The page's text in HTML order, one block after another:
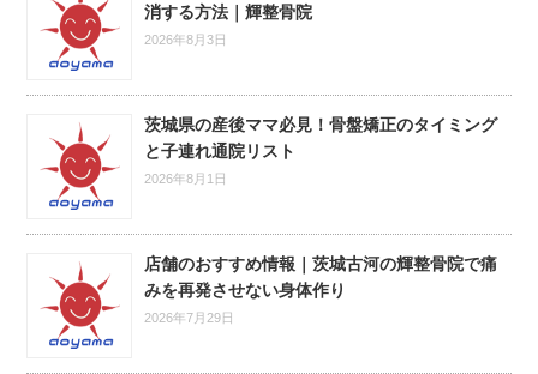
消する方法｜輝整骨院
2026年8月3日
茨城県の産後ママ必見！骨盤矯正のタイミング
と子連れ通院リスト
2026年8月1日
店舗のおすすめ情報｜茨城古河の輝整骨院で痛
みを再発させない身体作り
2026年7月29日